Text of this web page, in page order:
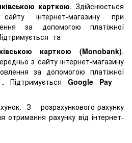
карткою. Здійснюється
інтернет-магазину при
за допомогою платіжної
та
карткою (Monobank).
з сайту інтернет-магазину
за допомогою платіжної
.Підтримується Google Pay
З розрахункового рахунку
отримання рахунку від інтернет-